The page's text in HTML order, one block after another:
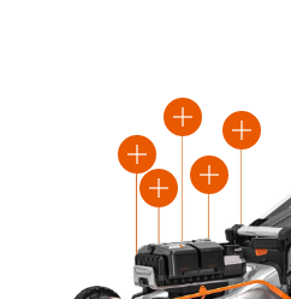
Plus
Plus
Plus
Plus
Plus